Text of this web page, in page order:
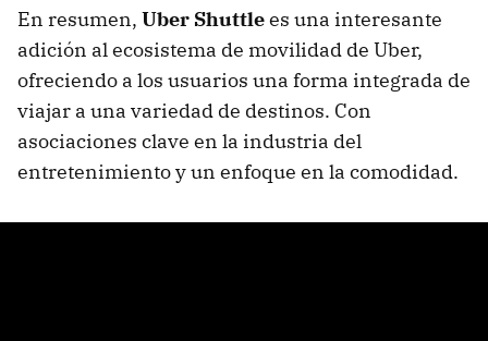
En resumen, Uber Shuttlees una interesante
adición al ecosistema de movilidad de Uber,
ofreciendo a los usuarios una forma integrada de
viajar a una variedad de destinos. Con
asociaciones clave en la industria del
entretenimiento y un enfoque en la comodidad.